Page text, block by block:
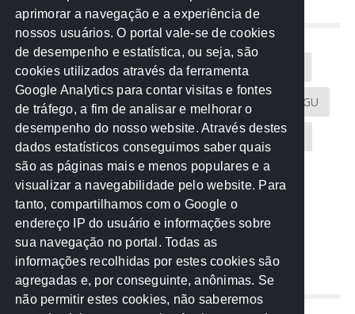
NUVEM DE TAGS
Acontece na Rede AGU AMM
Atricon Audicom CAU-MT CGU
CREA-MT Eventos MPC-MT MPE-MT
MPF Notícias PF PGE-MT PGR
Receita Federal Sem categoria
TCE-MT TCU TRE
REDE NOS ESTADOS
aprimorar a navegação e a experiência de
nossos usuários. O portal vale-se de cookies
de desempenho e estatística, ou seja, são
cookies utilizados através da ferramenta
Google Analytics para contar visitas e fontes
de tráfego, a fim de analisar e melhorar o
desempenho do nosso website. Através destes
dados estatísticos conseguimos saber quais
são as páginas mais e menos populares e a
visualizar a navegabilidade pelo website. Para
tanto, compartilhamos com o Google o
endereço IP do usuário e informações sobre
sua navegação no portal. Todas as
informações recolhidas por estes cookies são
agregadas e, por conseguinte, anônimas. Se
não permitir estes cookies, não saberemos